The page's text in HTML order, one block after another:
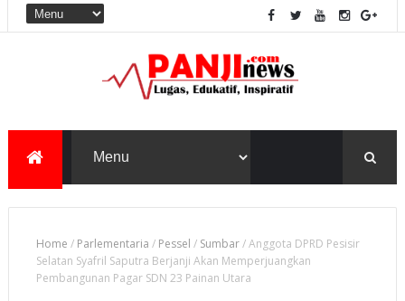
Home / Parlementaria / Pessel / Sumbar/Anggota DPRD Pesisir
Selatan Syafril Saputra Berjanji Akan Memperjuangkan
Pembangunan Pagar SDN 23 Painan Utara